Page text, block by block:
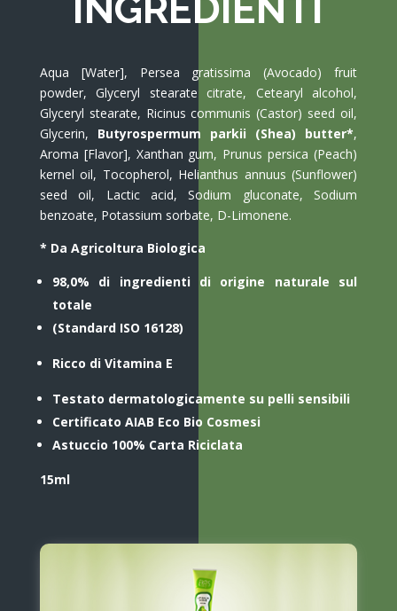
Aqua [Water], Persea gratissima (Avocado) fruit
powder, Glyceryl stearate citrate, Cetearyl alcohol,
Glyceryl stearate, Ricinus communis (Castor) seed oil,
Glycerin, Butyrospermum parkii (Shea) butter*,
Aroma [Flavor], Xanthan gum, Prunus persica (Peach)
kernel oil, Tocopherol, Helianthus annuus (Sunflower)
seed oil, Lactic acid, Sodium gluconate, Sodium
benzoate, Potassium sorbate, D-Limonene.
* Da Agricoltura Biologica
98,0% di ingredienti di origine naturale sul
totale
(Standard ISO 16128)
Ricco di Vitamina E
Testato dermatologicamente su pelli sensibili
Certificato AIAB Eco Bio Cosmesi
Astuccio 100% Carta Riciclata
15ml